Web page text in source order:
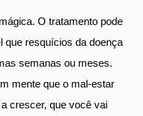
O tratamento pode
que resquícios da doença
semanas ou meses.
mente que o mal-estar
crescer, que você vai